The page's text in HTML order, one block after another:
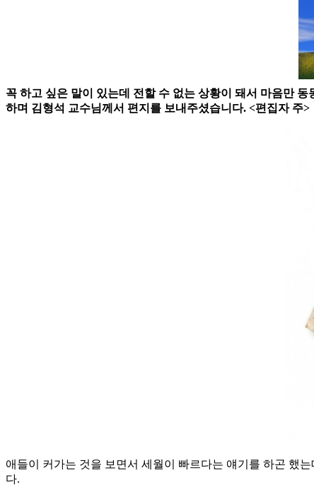
꼭 하고 싶은 말이 있는데 전할 수 없는 상황이 돼서 마음만
하며 김형석 교수님께서 편지를 보내주셨습니다. <편집자 주>
애들이 커가는 것을 보면서 세월이 빠르다는 얘기를 하곤 했
다.